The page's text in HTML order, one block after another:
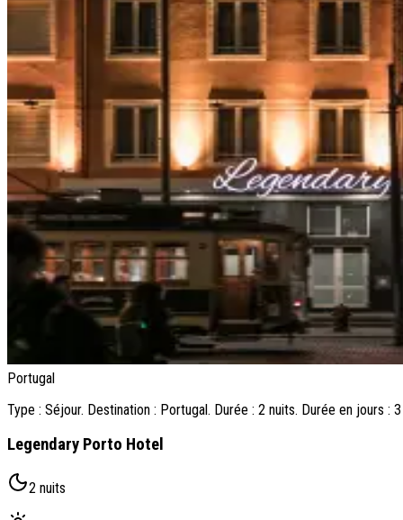
Portugal
Type : Séjour. Destination : Portugal. Durée : 2 nuits. Durée en jours
Legendary Porto Hotel
2 nuits